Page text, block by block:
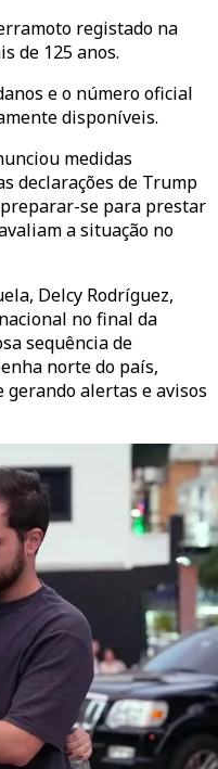
registado na
de 125 anos.
e o número oficial
disponíveis.
medidas
declarações de Trump
se para prestar
a situação no
Delcy Rodríguez,
no final da
sequência de
norte do país,
gerando alertas e avisos